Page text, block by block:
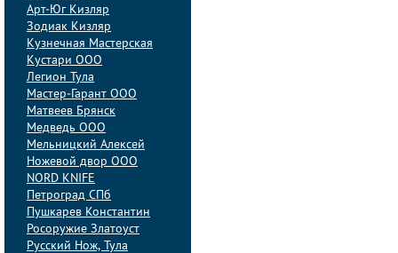
Арт-Юг Кизляр
Зодиак Кизляр
Кузнечная Мастерская
Кустари ООО
Легион Тула
Мастер-Гарант ООО
Матвеев Брянск
Медведь ООО
Мельницкий Алексей
Ножевой двор ООО
NORD KNIFE
Петроград СПб
Пушкарев Константин
Росоружие Златоуст
Русский Нож, Тула